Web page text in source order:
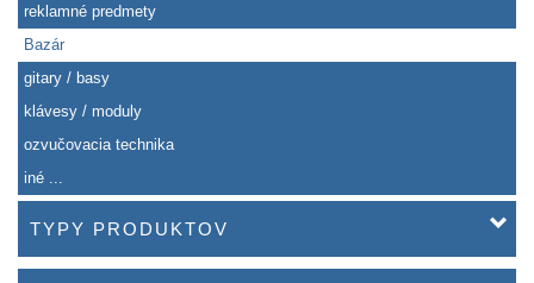
reklamné predmety
Bazár
gitary / basy
klávesy / moduly
ozvučovacia technika
iné ...
TYPY PRODUKTOV